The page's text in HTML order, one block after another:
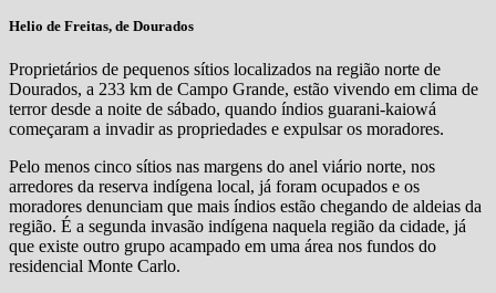
Helio de Freitas, de Dourados
Proprietários de pequenos sítios localizados na região norte de
Dourados, a 233 km de Campo Grande, estão vivendo em clima de
terror desde a noite de sábado, quando índios guarani-kaiowá
começaram a invadir as propriedades e expulsar os moradores.
Pelo menos cinco sítios nas margens do anel viário norte, nos
arredores da reserva indígena local, já foram ocupados e os
moradores denunciam que mais índios estão chegando de aldeias da
região. É a segunda invasão indígena naquela região da cidade, já
que existe outro grupo acampado em uma área nos fundos do
residencial Monte Carlo.